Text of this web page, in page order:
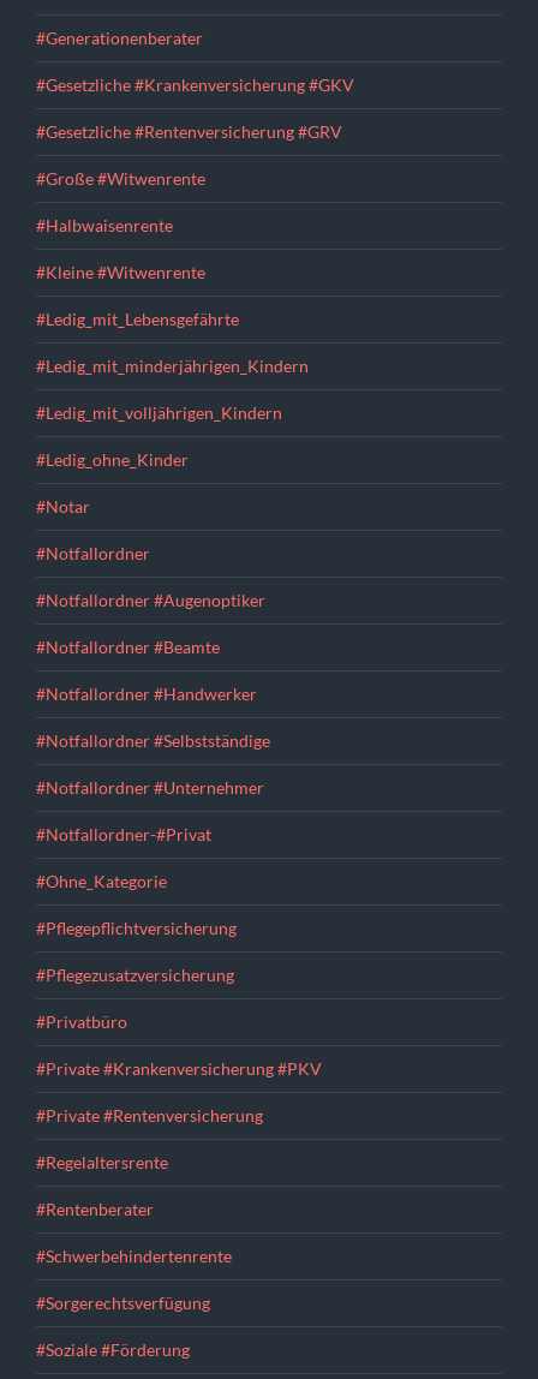
#Generationenberater
#Gesetzliche #Krankenversicherung #GKV
#Gesetzliche #Rentenversicherung #GRV
#Große #Witwenrente
#Halbwaisenrente
#Kleine #Witwenrente
#Ledig_mit_Lebensgefährte
#Ledig_mit_minderjährigen_Kindern
#Ledig_mit_volljährigen_Kindern
#Ledig_ohne_Kinder
#Notar
#Notfallordner
#Notfallordner #Augenoptiker
#Notfallordner #Beamte
#Notfallordner #Handwerker
#Notfallordner #Selbstständige
#Notfallordner #Unternehmer
#Notfallordner-#Privat
#Ohne_Kategorie
#Pflegepflichtversicherung
#Pflegezusatzversicherung
#Privatbüro
#Private #Krankenversicherung #PKV
#Private #Rentenversicherung
#Regelaltersrente
#Rentenberater
#Schwerbehindertenrente
#Sorgerechtsverfügung
#Soziale #Förderung